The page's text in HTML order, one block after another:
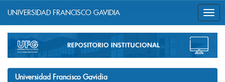
navigation
UNIVERSIDAD FRANCISCO GAVIDIA
Universidad Francisco Gavidia